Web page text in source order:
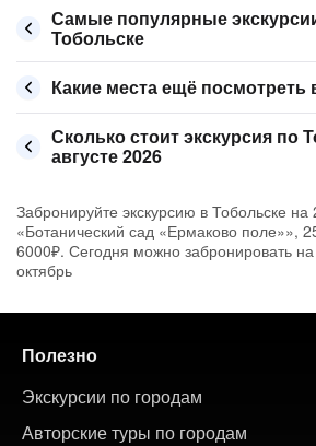
Самые популярные
Тобольске
Какие места ещё посмотреть
Сколько стоит экскурсия по
августе 2026
Забронируйте экскурсию в Тобольске на
«Ботанический сад «Ермаково поле»»,
6000₽. Сегодня можно забронировать на
октябрь
Полезно
Экскурсии по городам
Авторские туры по городам